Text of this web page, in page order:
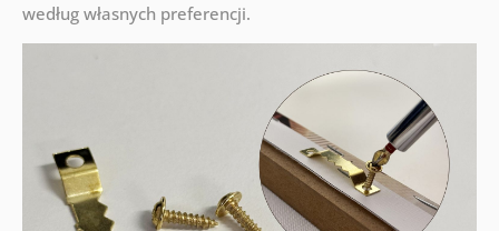
według własnych preferencji.